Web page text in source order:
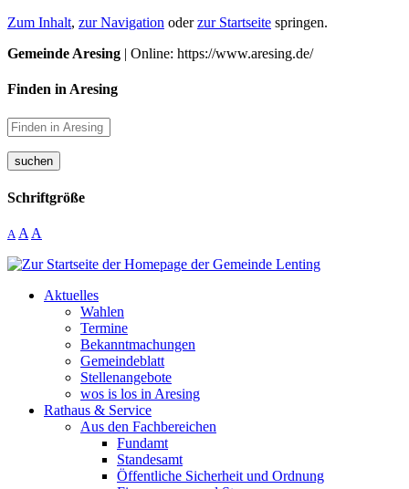
Zum Inhalt, zur Navigation oderzur Startseite springen.
Gemeinde Aresing | Online: https://www.aresing.de/
Finden in Aresing
suchen
Schriftgröße
A A A
Aktuelles
Wahlen
Termine
Bekanntmachungen
Gemeindeblatt
Stellenangebote
wos is los in Aresing
Rathaus & Service
Aus den Fachbereichen
Fundamt
Standesamt
Öffentliche Sicherheit und Ordnung